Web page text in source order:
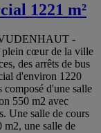
1221 m²
-
plein cœur de la ville
des arrêts de bus
d'environ 1220
composé d'une salle
550 m2 avec
Une salle de cours
une salle de